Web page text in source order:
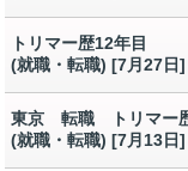
トリマー歴12年目
(就職・転職) [7月27日]
東京 転職 トリマー
(就職・転職) [7月13日]